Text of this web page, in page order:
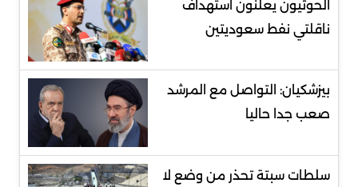
الحوثيون يعلنون استهداف
ناقلتي نفط سعوديتين
بيزشكيان: التواصل مع المرشد
صعب جدا حاليا
سلطات سبتة تحذر من وضع لا